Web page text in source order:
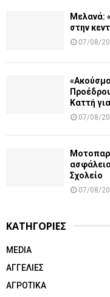
Μελανά:
στην
07/08/
Καττή
07/08/
Σχολείο
07/08/
ΚΑΤΗΓΟΡΙΕΣ
MEDIA
ΑΓΓΕΛΙΕΣ
ΑΓΡΟΤΙΚΑ